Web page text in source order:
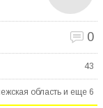
0
43
область и еще 6